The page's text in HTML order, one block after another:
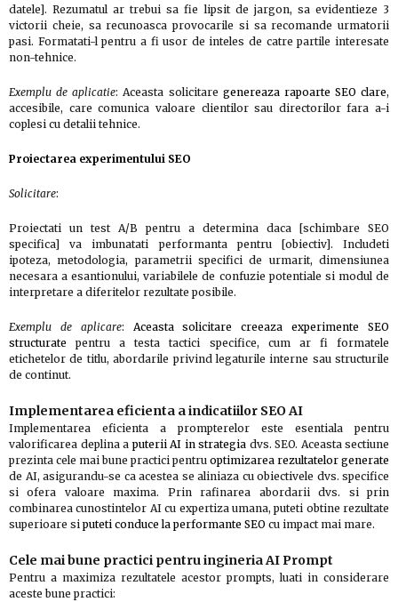
datele]. Rezumatul ar trebui sa fie lipsit de jargon, sa evidentieze 3
victorii cheie, sa recunoasca provocarile si sa recomande urmatorii
pasi. Formatati-l pentru a fi usor de inteles de catre partile interesate
non-tehnice.
Exemplu de aplicatie: Aceasta solicitare genereaza rapoarte SEO clare,
accesibile, care comunica valoare clientilor sau directorilor fara a-i
coplesi cu detalii tehnice.
Proiectarea experimentului SEO
Solicitare:
Proiectati un test A/B pentru a determina daca [schimbare SEO
specifica] va imbunatati performanta pentru [obiectiv]. Includeti
ipoteza, metodologia, parametrii specifici de urmarit, dimensiunea
necesara a esantionului, variabilele de confuzie potentiale si modul de
interpretare a diferitelor rezultate posibile.
Exemplu de aplicare: Aceasta solicitare creeaza experimente SEO
structurate pentru a testa tactici specifice, cum ar fi formatele
etichetelor de titlu, abordarile privind legaturile interne sau structurile
de continut.
Implementarea eficienta a indicatiilor SEO AI
Implementarea eficienta a prompterelor este esentiala pentru
valorificarea deplina aputerii AI in strategia dvs. SEO. Aceasta sectiune
prezinta cele mai bune practici pentru optimizarea rezultatelor generate
de AI, asigurandu-se ca acestea se aliniaza cu obiectivele dvs. specifice
si ofera valoare maxima. Prin rafinarea abordarii dvs. si prin
combinarea cunostintelor AI cu expertiza umana, puteti obtine rezultate
superioare siputeti conduce la performante SEO cu impact mai mare.
Cele mai bune practici pentru ingineria AI Prompt
Pentru a maximiza rezultatele acestor prompts, luati in considerare
aceste bune practici: